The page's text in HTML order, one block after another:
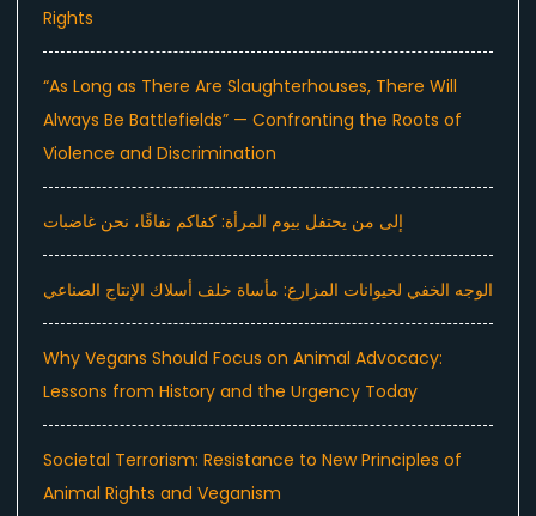
Rights
“As Long as There Are Slaughterhouses, There Will
Always Be Battlefields” — Confronting the Roots of
Violence and Discrimination
إلى من يحتفل بيوم المرأة: كفاكم نفاقًا، نحن غاضبات
الوجه الخفي لحيوانات المزارع: مأساة خلف أسلاك الإنتاج الصناعي
Why Vegans Should Focus on Animal Advocacy:
Lessons from History and the Urgency Today
Societal Terrorism: Resistance to New Principles of
Animal Rights and Veganism